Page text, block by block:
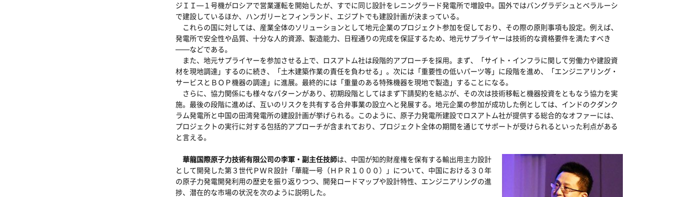
ジＩＩ―１号機がロシアで営業運転を開始したが、すでに同じ設計をレニングラード発電所で増設中。国外ではバングラデシュとベラルーシ
で建設しているほか、ハンガリーとフィンランド、エジプトでも建設計画が決まっている。
これらの国に対しては、産業全体のソリューションとして地元企業のプロジェクト参加を促しており、その際の原則事項も設定。例えば、
発電所で安全性や品質、十分な人的資源、製造能力、日程通りの完成を保証するため、地元サプライヤーは技術的な資格要件を満たすべき
――などである。
また、地元サプライヤーを参加させる上で、ロスアトム社は段階的アプローチを採用。まず、「サイト・インフラに関して労働力や建設資
材を現地調達」するのに続き、「土木建築作業の責任を負わせる」。次には「重要性の低いパーツ等」に段階を進め、「エンジニアリング・
サービスとＢＯＰ機器の調達」に進展。最終的には「重量のある特殊機器を現地で製造」することになる。
さらに、協力関係にも様々なパターンがあり、初期段階としてはまず下請契約を結ぶが、その次は技術移転と機器投資をともなう協力を実
施。最後の段階に進めば、互いのリスクを共有する合弁事業の設立へと発展する。地元企業の参加が成功した例としては、インドのクダンク
ラム発電所と中国の田湾発電所の建設計画が挙げられる。このように、原子力発電所建設でロスアトム社が提供する総合的なオファーには、
プロジェクトの実行に対する包括的アプローチが含まれており、プロジェクト全体の期間を通じてサポートが受けられるといった利点がある
と言える。
華龍国際原子力技術有限公司の李軍・副主任技師は、中国が知的財産権を保有する輸出用主力設計
として開発した第３世代ＰＷＲ設計「華龍一号（ＨＰＲ１０００）」について、中国における３０年
の原子力発電開発利用の歴史を振り返りつつ、開発ロードマップや設計特性、エンジニアリングの進
捗、潜在的な市場の状況を次のように説明した。